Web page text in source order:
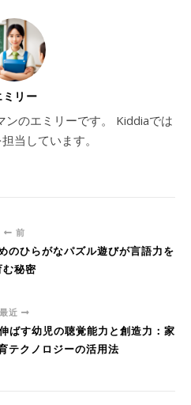
ミリー
ンのエミリーです。 Kiddiaでは
当しています。
前
のひらがなパズル遊びが言語力を
む秘密
最近
ばす幼児の聴覚能力と創造力：家
テクノロジーの活用法